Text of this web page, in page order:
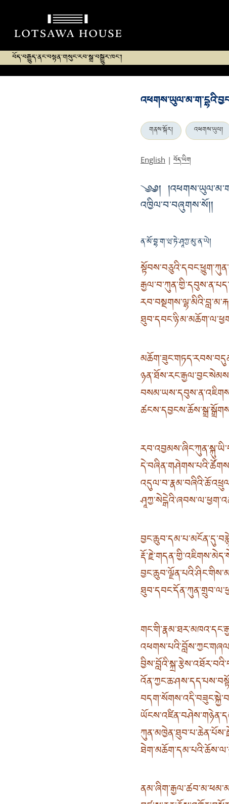
བོད་བརྒྱུད་ནང་བསྟན་གསུང་རབ་སྒྲ་བསྒྱུར་ཁང་།
གནས་སྐོར། འཕགས་ཡུལ།
English | བོད་ཡིག
༄༅།
འཁྱིལ་བ་བཞུགས་སོ།།
ན་མོ་བྷ་ག་ཝ་ཏེ་ཤཱཀྱ་མུ་ན་ཡེ།